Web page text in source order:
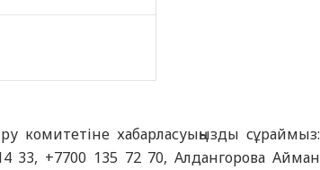
комитетіне хабарласуыңызды сұраймыз:
33, +7700 135 72 70, Алдангорова Айман